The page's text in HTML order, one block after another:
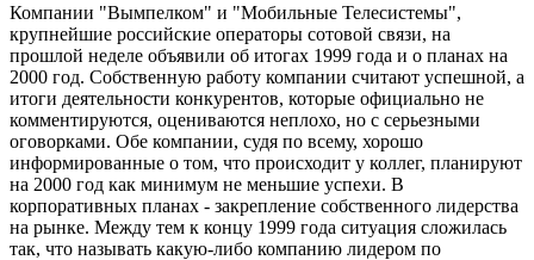
Компании "Вымпелком" и "Мобильные Телесистемы",
крупнейшие российские операторы сотовой связи, на
прошлой неделе объявили об итогах 1999 года и о планах на
2000 год. Собственную работу компании считают успешной, а
итоги деятельности конкурентов, которые официально не
комментируются, оцениваются неплохо, но с серьезными
оговорками. Обе компании, судя по всему, хорошо
информированные о том, что происходит у коллег, планируют
на 2000 год как минимум не меньшие успехи. В
корпоративных планах - закрепление собственного лидерства
на рынке. Между тем к концу 1999 года ситуация сложилась
так, что называть какую-либо компанию лидером по